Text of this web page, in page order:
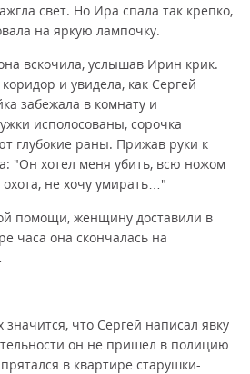
свет. Но Ира спала так крепко,
на яркую лампочку.
вскочила, услышав Ирин крик.
и увидела, как Сергей
забежала в комнату и
исполосованы, сорочка
глубокие раны. Прижав руки к
"Он хотел меня убить, всю ножом
не хочу умирать…"
помощи, женщину доставили в
часа она скончалась на
значится, что Сергей написал явку
он не пришел в полицию
в квартире старушки-